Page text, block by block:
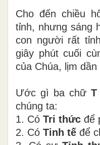
Cho đến chiều
tỉnh, nhưng sáng
con người rất
giây phút cuối
của Chúa, lịm dần
Ước gì ba chữ T
chúng ta:
1. Có Tri thức để
2. Có Tinh tế để